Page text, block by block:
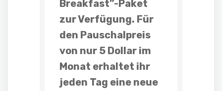
Breakfast”-Paket
zur Verfügung. Für
den Pauschalpreis
von nur 5 Dollar im
Monat erhaltet ihr
jeden Tag eine neue